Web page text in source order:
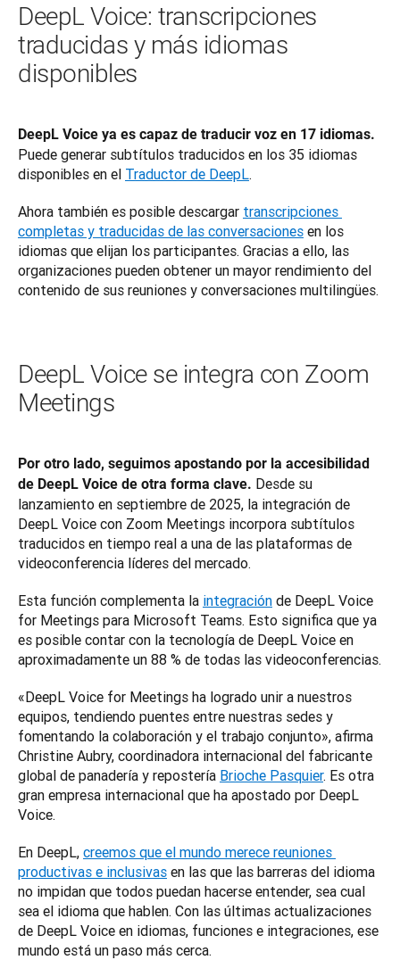
DeepL Voice: transcripciones
traducidas y más idiomas
disponibles
DeepL Voice ya es capaz de traducir voz en 17 idiomas.
Puede generar subtítulos traducidos en los 35 idiomas
disponibles en el Traductor de DeepL.
Ahora también es posible descargar transcripciones
completas y traducidas de las conversaciones en los
idiomas que elijan los participantes. Gracias a ello, las
organizaciones pueden obtener un mayor rendimiento del
contenido de sus reuniones y conversaciones multilingües.
DeepL Voice se integra con Zoom
Meetings
Por otro lado, seguimos apostando por la accesibilidad
de DeepL Voice de otra forma clave. Desde su
lanzamiento en septiembre de 2025, la integración de
DeepL Voice con Zoom Meetings incorpora subtítulos
traducidos en tiempo real a una de las plataformas de
videoconferencia líderes del mercado.
Esta función complementa la integración de DeepL Voice
for Meetings para Microsoft Teams. Esto significa que ya
es posible contar con la tecnología de DeepL Voice en
aproximadamente un 88 % de todas las videoconferencias.
«DeepL Voice for Meetings ha logrado unir a nuestros
equipos, tendiendo puentes entre nuestras sedes y
fomentando la colaboración y el trabajo conjunto», afirma
Christine Aubry, coordinadora internacional del fabricante
global de panadería y repostería Brioche Pasquier. Es otra
gran empresa internacional que ha apostado por DeepL
Voice.
En DeepL, creemos que el mundo merece reuniones
productivas e inclusivas en las que las barreras del idioma
no impidan que todos puedan hacerse entender, sea cual
sea el idioma que hablen. Con las últimas actualizaciones
de DeepL Voice en idiomas, funciones e integraciones, ese
mundo está un paso más cerca.